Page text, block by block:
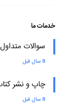
خدمات ما
سوالات
8 سال قبل
چاپ و نشر
8 سال قبل